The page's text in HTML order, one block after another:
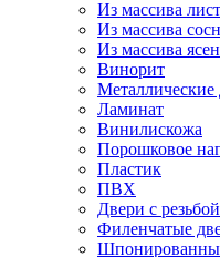
Из массива
Из массива
Из массива
Винорит
Металлические
Ламинат
Винилискожа
Порошковое
Пластик
ПВХ
Двери с резьбой
Филенчатые